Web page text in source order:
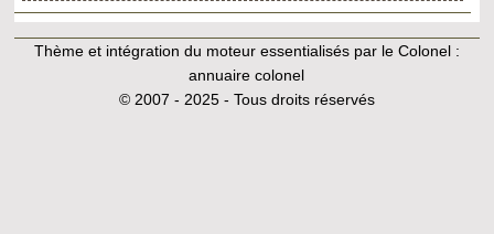
Thème et intégration du moteur essentialisés par le Colonel :
annuaire colonel
© 2007 - 2025 - Tous droits réservés